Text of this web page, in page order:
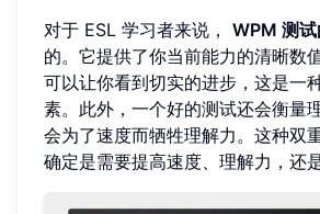
对于 ESL 学习者来说， WPM 测
的。它提供了你当前能力的清晰数
可以让你看到切实的进步，这是一
素。此外，一个好的测试还会衡量
会为了速度而牺牲理解力。这种双
确定是需要提高速度、理解力，还